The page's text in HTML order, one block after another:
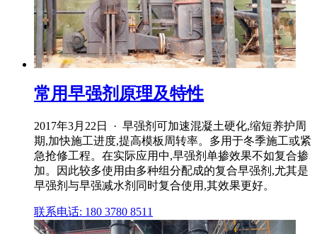
常用早强剂原理及特性
2017年3月22日 · 早强剂可加速混凝土硬化,缩短养护周
期,加快施工进度,提高模板周转率。多用于冬季施工或紧
急抢修工程。在实际应用中,早强剂单掺效果不如复合掺
加。因此较多使用由多种组分配成的复合早强剂,尤其是
早强剂与早强减水剂同时复合使用,其效果更好。
联系电话: 180 3780 8511